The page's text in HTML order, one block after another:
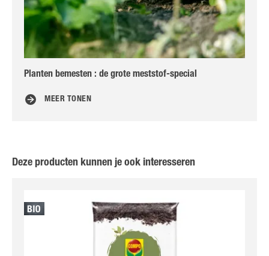
Planten bemesten : de grote meststof-special
MEER TONEN
Deze producten kunnen je ook interesseren